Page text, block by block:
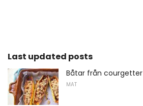
Last updated posts
Båtar från courgetter
MAT